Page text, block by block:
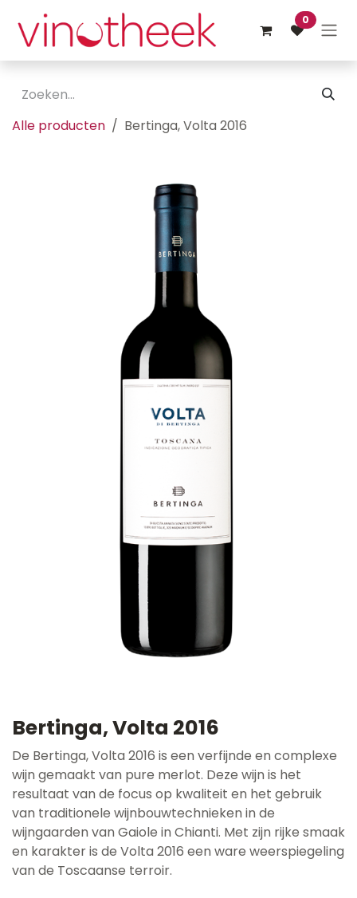
Overslaan naar inhoud
0
Alle producten Bertinga, Volta 2016
Bertinga, Volta 2016
De Bertinga, Volta 2016 is een verfijnde en complexe
wijn gemaakt van pure merlot. Deze wijn is het
resultaat van de focus op kwaliteit en het gebruik
van traditionele wijnbouwtechnieken in de
wijngaarden van Gaiole in Chianti. Met zijn rijke smaak
en karakter is de Volta 2016 een ware weerspiegeling
van de Toscaanse terroir.